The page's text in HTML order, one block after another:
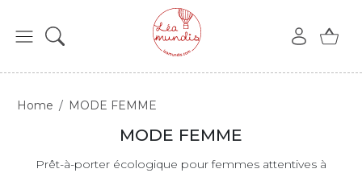
Home MODE FEMME
MODE FEMME
Prêt-à-porter écologique pour femmes attentives à